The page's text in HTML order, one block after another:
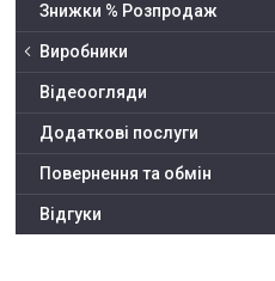
Знижки % Розпродаж
Виробники
Відеоогляди
Додаткові послуги
Повернення та обмін
Відгуки